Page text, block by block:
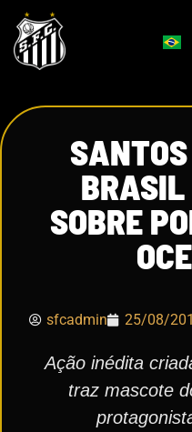
SOBRE
sfcadmin 25/08/
Ação inédita
traz mascote